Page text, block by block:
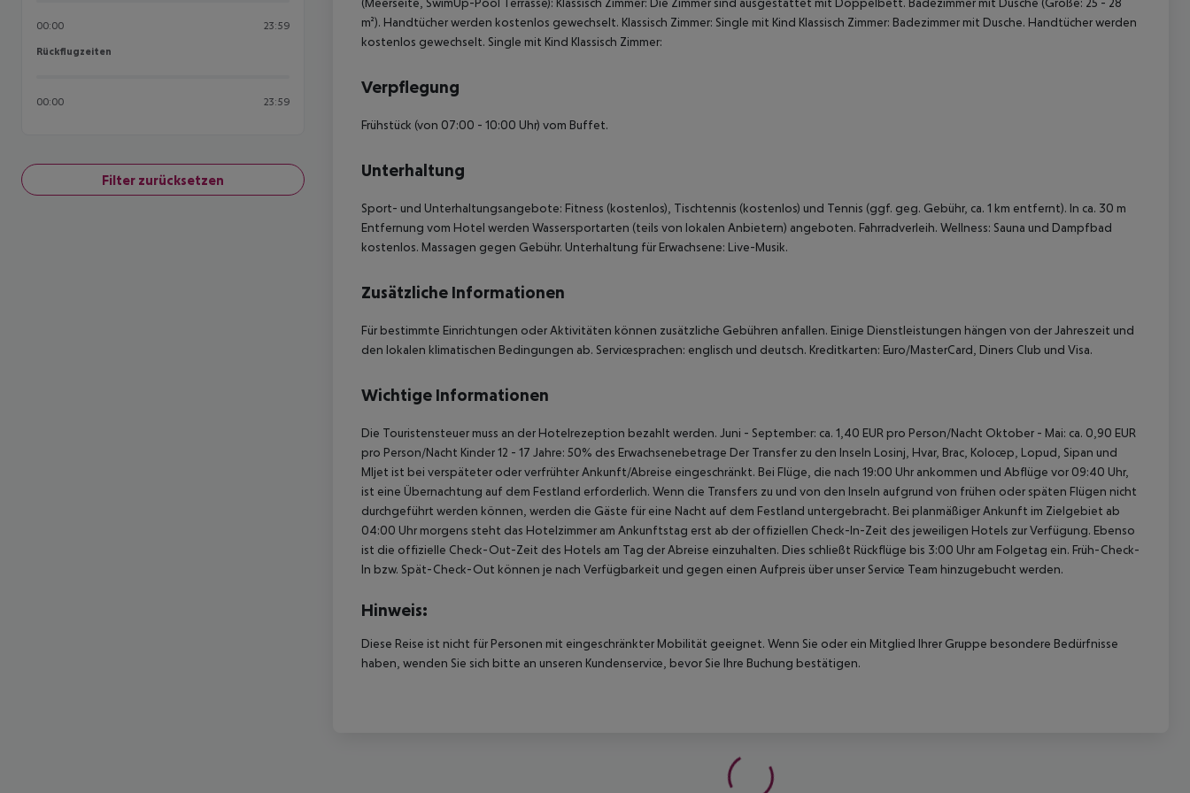
00:00 23:59
Rückflugzeiten
Rückflugzeiten
00:00 23:59
Filter zurücksetzen
m²). Handtücher werden kostenlos gewechselt. Klassisch Zimmer: Single mit Kind Klassisch Zimmer: Badezimmer mit Dusche. Handtücher werden
kostenlos gewechselt. Single mit Kind Klassisch Zimmer:
Verpflegung
Frühstück (von 07:00 - 10:00 Uhr) vom Buffet.
Unterhaltung
Sport- und Unterhaltungsangebote: Fitness (kostenlos), Tischtennis (kostenlos) und Tennis (ggf. geg. Gebühr, ca. 1 km entfernt). In ca. 30 m
Entfernung vom Hotel werden Wassersportarten (teils von lokalen Anbietern) angeboten. Fahrradverleih. Wellness: Sauna und Dampfbad
kostenlos. Massagen gegen Gebühr. Unterhaltung für Erwachsene: Live-Musik.
Zusätzliche Informationen
Für bestimmte Einrichtungen oder Aktivitäten können zusätzliche Gebühren anfallen. Einige Dienstleistungen hängen von der Jahreszeit und
den lokalen klimatischen Bedingungen ab. Servicesprachen: englisch und deutsch. Kreditkarten: Euro/MasterCard, Diners Club und Visa.
Wichtige Informationen
Die Touristensteuer muss an der Hotelrezeption bezahlt werden. Juni - September: ca. 1,40 EUR pro Person/Nacht Oktober - Mai: ca. 0,90 EUR
pro Person/Nacht Kinder 12 - 17 Jahre: 50% des Erwachsenebetrage Der Transfer zu den Inseln Losinj, Hvar, Brac, Kolocep, Lopud, Sipan und
Mljet ist bei verspäteter oder verfrühter Ankunft/Abreise eingeschränkt. Bei Flüge, die nach 19:00 Uhr ankommen und Abflüge vor 09:40 Uhr,
ist eine Übernachtung auf dem Festland erforderlich. Wenn die Transfers zu und von den Inseln aufgrund von frühen oder späten Flügen nicht
durchgeführt werden können, werden die Gäste für eine Nacht auf dem Festland untergebracht. Bei planmäßiger Ankunft im Zielgebiet ab
04:00 Uhr morgens steht das Hotelzimmer am Ankunftstag erst ab der offiziellen Check-In-Zeit des jeweiligen Hotels zur Verfügung. Ebenso
ist die offizielle Check-Out-Zeit des Hotels am Tag der Abreise einzuhalten. Dies schließt Rückflüge bis 3:00 Uhr am Folgetag ein. Früh-Check-
In bzw. Spät-Check-Out können je nach Verfügbarkeit und gegen einen Aufpreis über unser Service Team hinzugebucht werden.
Hinweis:
Diese Reise ist nicht für Personen mit eingeschränkter Mobilität geeignet. Wenn Sie oder ein Mitglied Ihrer Gruppe besondere Bedürfnisse
haben, wenden Sie sich bitte an unseren Kundenservice, bevor Sie Ihre Buchung bestätigen.